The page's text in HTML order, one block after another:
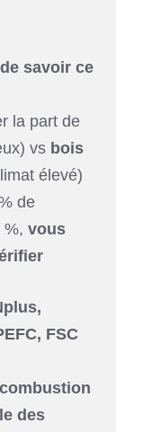
savoir ce
la part de
vs bois
élevé)
de
vous
FSC
des